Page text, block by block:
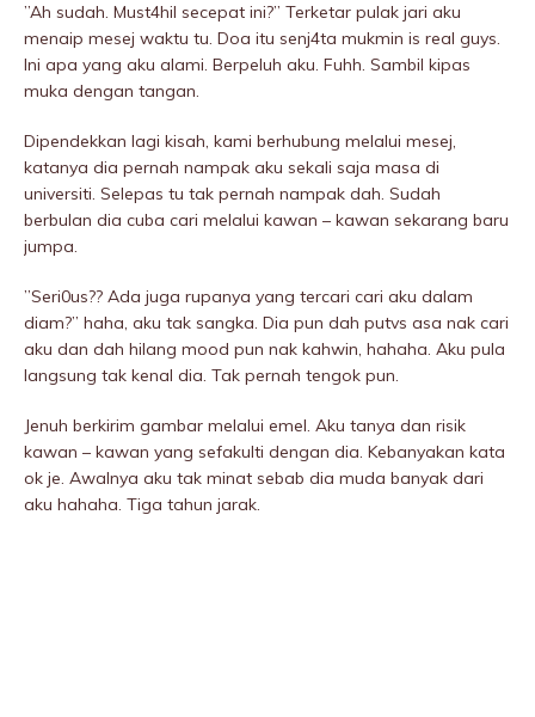
”Ah sudah. Must4hil secepat ini?” Terketar pulak jari aku
menaip mesej waktu tu. Doa itu senj4ta mukmin is real guys.
Ini apa yang aku aIami. Berpeluh aku. Fuhh. Sambil kipas
muka dengan tangan.
Dipendekkan lagi kisah, kami berhubung melalui mesej,
katanya dia pernah nampak aku sekali saja masa di
universiti. Selepas tu tak pernah nampak dah. Sudah
berbulan dia cuba cari melalui kawan – kawan sekarang baru
jumpa.
”Seri0us?? Ada juga rupanya yang tercari cari aku dalam
diam?” haha, aku tak sangka. Dia pun dah putvs asa nak cari
aku dan dah hilang mood pun nak kahwin, hahaha. Aku pula
langsung tak kenal dia. Tak pernah tengok pun.
Jenuh berkirim gambar melalui emel. Aku tanya dan risik
kawan – kawan yang sefakulti dengan dia. Kebanyakan kata
ok je. Awalnya aku tak minat sebab dia muda banyak dari
aku hahaha. Tiga tahun jarak.